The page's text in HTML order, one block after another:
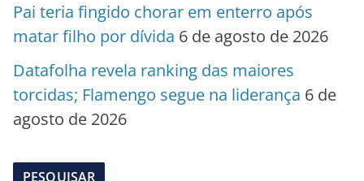
Pai teria fingido chorar em enterro após
matar filho por dívida 6 de agosto de 2026
Datafolha revela ranking das maiores
torcidas; Flamengo segue na liderança 6 de
agosto de 2026
PESQUISAR